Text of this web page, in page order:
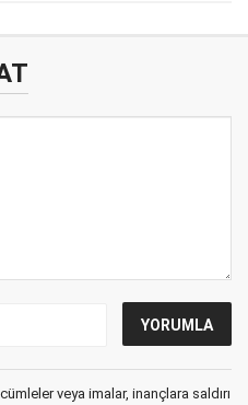
veya imalar, inançlara saldırı